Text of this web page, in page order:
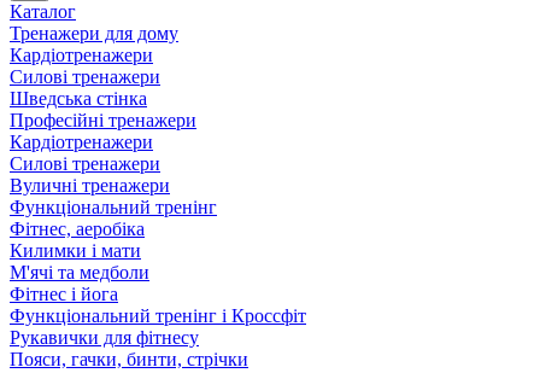
Каталог
Тренажери для дому
Кардіотренажери
Силові тренажери
Шведська стінка
Професійні тренажери
Кардіотренажери
Силові тренажери
Вуличні тренажери
Функціональний тренінг
Фітнес, аеробіка
Килимки і мати
М'ячі та медболи
Фітнес і йога
Функціональний тренінг і Кроссфіт
Рукавички для фітнесу
Пояси, гачки, бинти, стрічки